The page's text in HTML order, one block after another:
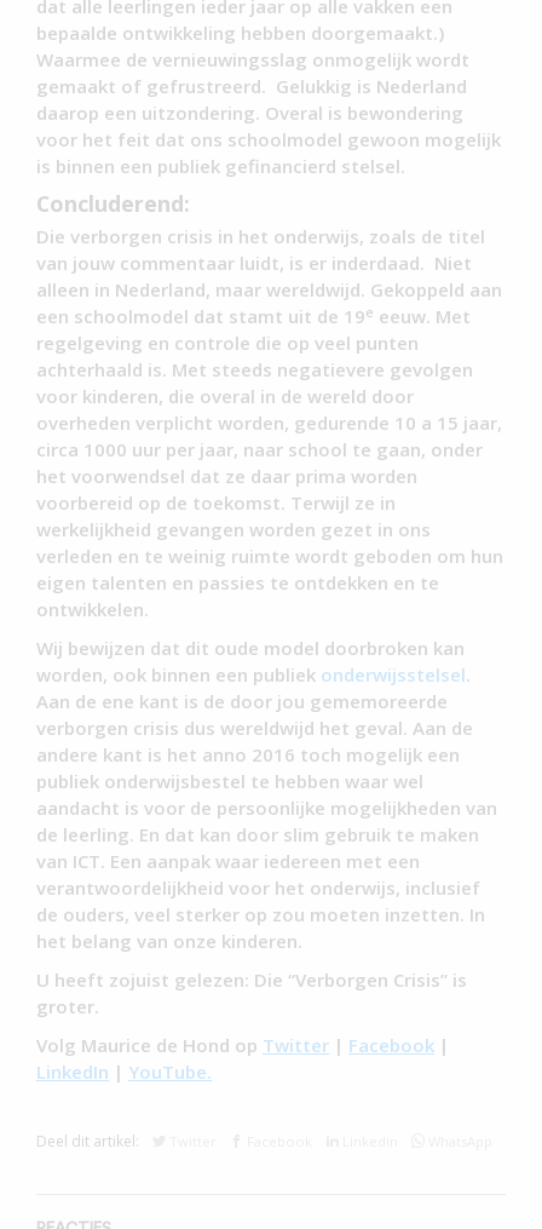
dat alle leerlingen ieder jaar op alle vakken een
bepaalde ontwikkeling hebben doorgemaakt.)
Waarmee de vernieuwingsslag onmogelijk wordt
gemaakt of gefrustreerd. Gelukkig is Nederland
daarop een uitzondering. Overal is bewondering
voor het feit dat ons schoolmodel gewoon mogelijk
is binnen een publiek gefinancierd stelsel.
Concluderend:
Die verborgen crisis in het onderwijs, zoals de titel
van jouw commentaar luidt, is er inderdaad. Niet
alleen in Nederland, maar wereldwijd. Gekoppeld aan
een schoolmodel dat stamt uit de 19e eeuw. Met
regelgeving en controle die op veel punten
achterhaald is. Met steeds negatievere gevolgen
voor kinderen, die overal in de wereld door
overheden verplicht worden, gedurende 10 a 15 jaar,
circa 1000 uur per jaar, naar school te gaan, onder
het voorwendsel dat ze daar prima worden
voorbereid op de toekomst. Terwijl ze in
werkelijkheid gevangen worden gezet in ons
verleden en te weinig ruimte wordt geboden om hun
eigen talenten en passies te ontdekken en te
ontwikkelen.
Wij bewijzen dat dit oude model doorbroken kan
worden, ook binnen een publiek onderwijsstelsel.
Aan de ene kant is de door jou gememoreerde
verborgen crisis dus wereldwijd het geval. Aan de
andere kant is het anno 2016 toch mogelijk een
publiek onderwijsbestel te hebben waar wel
aandacht is voor de persoonlijke mogelijkheden van
de leerling. En dat kan door slim gebruik te maken
van ICT. Een aanpak waar iedereen met een
verantwoordelijkheid voor het onderwijs, inclusief
de ouders, veel sterker op zou moeten inzetten. In
het belang van onze kinderen.
U heeft zojuist gelezen: Die “Verborgen Crisis” is
groter.
Volg Maurice de Hond op Twitter | Facebook |
LinkedIn | YouTube.
Deel dit artikel: